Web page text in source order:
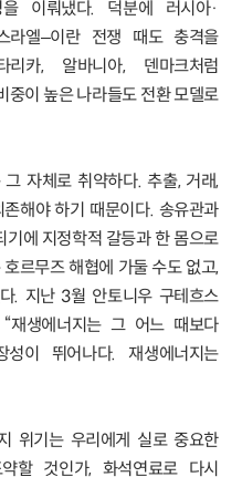
이뤄냈다. 덕분에 러시아·
라엘–이란 전쟁 때도 충격을
카, 알바니아, 덴마크처럼
중이 높은 나라들도 전환 모델로
자체로 취약하다. 추출, 거래,
해야 하기 때문이다. 송유관과
에 지정학적 갈등과 한 몸으로
르무즈 해협에 가둘 수도 없고,
. 지난 3월 안토니우 구테흐스
재생에너지는 그 어느 때보다
이 뛰어나다. 재생에너지는
위기는 우리에게 실로 중요한
할 것인가, 화석연료로 다시